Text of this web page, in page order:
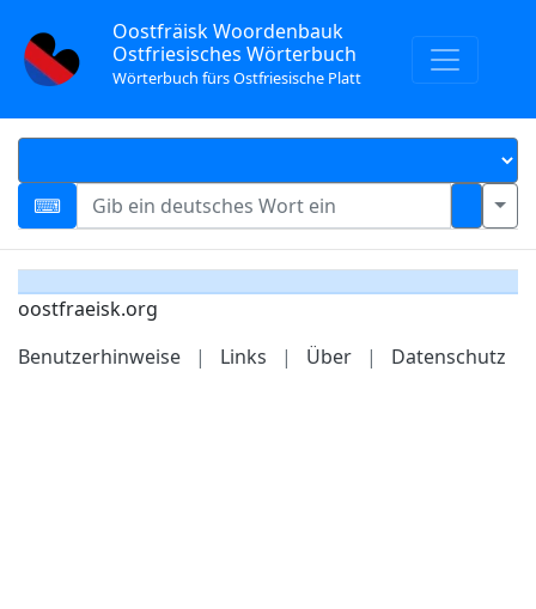
Oostfräisk Woordenbauk
Ostfriesisches Wörterbuch
Wörterbuch fürs Ostfriesische Platt
oostfraeisk.org
Benutzerhinweise
| Links | Über | Datenschutz